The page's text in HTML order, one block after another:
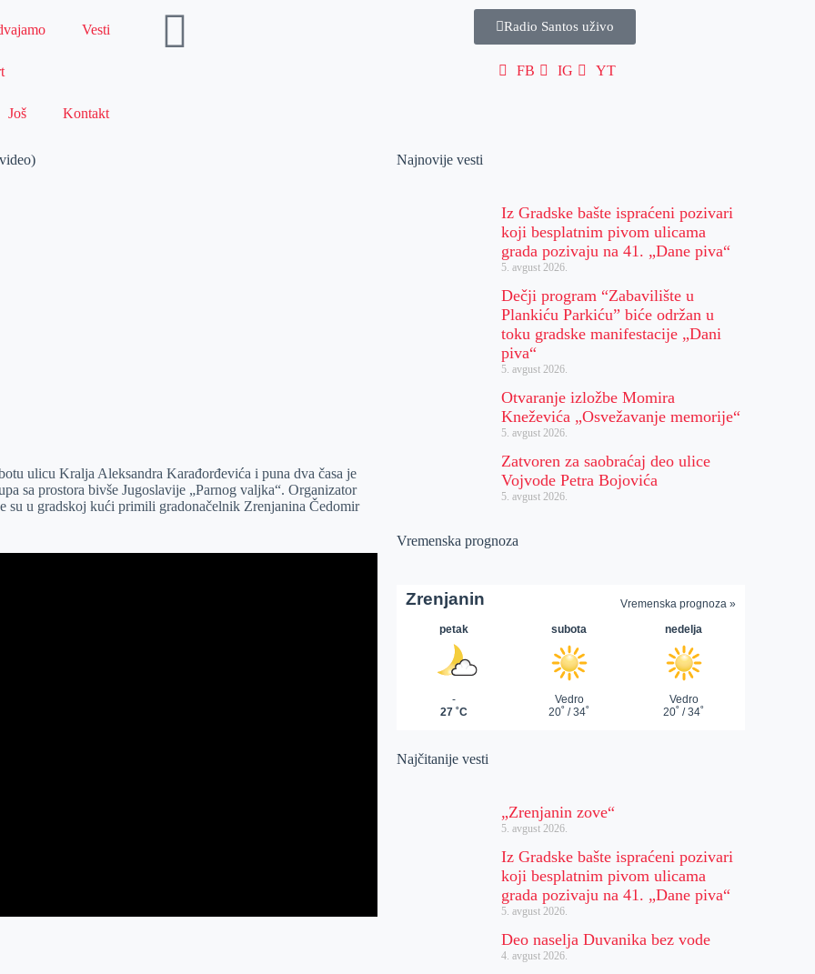
Vesti
Još Kontakt
Radio Santos uživo
FB IG YT
ulicu Kralja Aleksandra Karađorđevića i puna dva časa je
sa prostora bivše Jugoslavije „Parnog valjka“. Organizator
su u gradskoj kući primili gradonačelnik Zrenjanina Čedomir
Najnovije vesti
Iz Gradske bašte ispraćeni pozivari
koji besplatnim pivom ulicama
grada pozivaju na 41. „Dane piva“
5. avgust 2026.
Dečji program “Zabavilište u
Plankiću Parkiću” biće održan u
toku gradske manifestacije „Dani
piva“
5. avgust 2026.
Otvaranje izložbe Momira
Kneževića „Osvežavanje memorije“
5. avgust 2026.
Zatvoren za saobraćaj deo ulice
Vojvode Petra Bojovića
5. avgust 2026.
Vremenska prognoza
Najčitanije vesti
„Zrenjanin zove“
5. avgust 2026.
Iz Gradske bašte ispraćeni pozivari
koji besplatnim pivom ulicama
grada pozivaju na 41. „Dane piva“
5. avgust 2026.
Deo naselja Duvanika bez vode
4. avgust 2026.